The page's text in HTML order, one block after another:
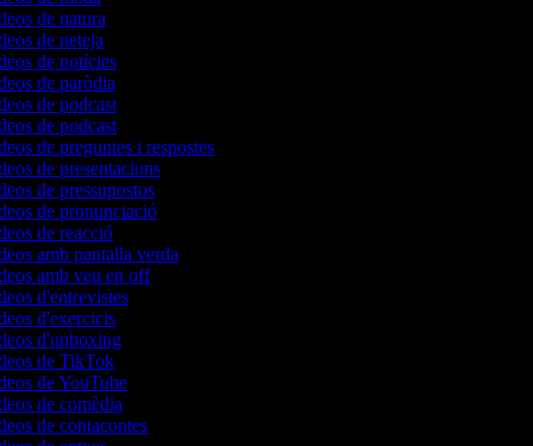
de natura
de neteja
de notícies
de paròdia
de podcast
de podcast
de preguntes i respostes
de presentacions
de pressupostos
de pronunciació
de reacció
amb pantalla verda
amb veu en off
d'entrevistes
d'exercicis
d'unboxing
de TikTok
de YouTube
de comèdia
de contacontes